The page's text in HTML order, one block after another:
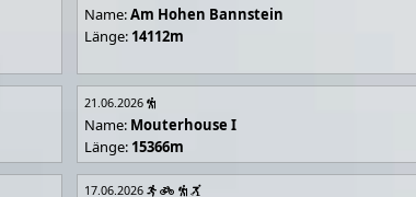
Name:Am Hohen Bannstein
Länge: 14112m
21.06.2026
Name: Mouterhouse I
Länge: 15366m
17.06.2026